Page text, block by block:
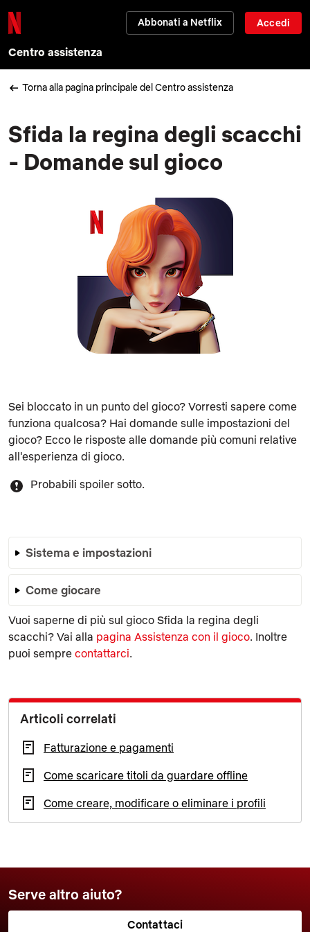
Abbonati a Netflix Accedi
Centro assistenza
Torna alla pagina principale del Centro assistenza
Sfida la regina degli scacchi
- Domande sul gioco
Sei bloccato in un punto del gioco? Vorresti sapere come
funziona qualcosa? Hai domande sulle impostazioni del
gioco? Ecco le risposte alle domande più comuni relative
all'esperienza di gioco.
Probabili spoiler sotto.
Sistema e impostazioni
Come giocare
Vuoi saperne di più sul gioco Sfida la regina degli
scacchi? Vai alla pagina Assistenza con il gioco. Inoltre
puoi sempre contattarci.
Articoli correlati
Fatturazione e pagamenti
Come scaricare titoli da guardare offline
Come creare, modificare o eliminare i profili
Serve altro aiuto?
Contattaci